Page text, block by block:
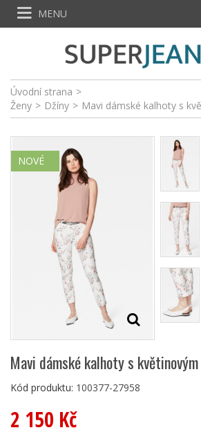
Úvodní strana >
Ženy > Džíny > Mavi dámské kalhoty s
NOVÉ
Mavi dámské kalhoty s
Kód produktu: 100377-27958
2 150 Kč
MENU